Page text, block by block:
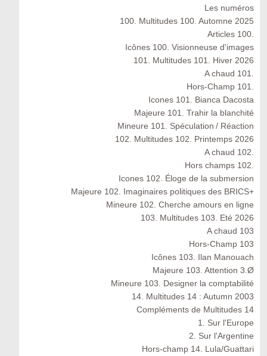
Les numéros
100. Multitudes 100. Automne 2025
Articles 100.
Icônes 100. Visionneuse d'images
101. Multitudes 101. Hiver 2026
A chaud 101.
Hors-Champ 101.
Icones 101. Bianca Dacosta
Majeure 101. Trahir la blanchité
Mineure 101. Spéculation / Réaction
102. Multitudes 102. Printemps 2026
A chaud 102.
Hors champs 102.
Icones 102. Éloge de la submersion
Majeure 102. Imaginaires politiques des BRICS+
Mineure 102. Cherche amours en ligne
103. Multitudes 103. Eté 2026
A chaud 103
Hors-Champ 103
Icônes 103. Ilan Manouach
Majeure 103. Attention 3.Ø
Mineure 103. Designer la comptabilité
14. Multitudes 14 : Autumn 2003
Compléments de Multitudes 14
1. Sur l'Europe
2. Sur l'Argentine
Hors-champ 14. Lula/Guattari